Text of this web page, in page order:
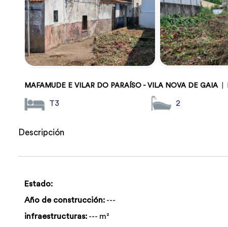
MAFAMUDE E VILAR DO PARAÍSO - VILA NOVA DE GAIA
T3 2
Descripción
Estado:
Año de construcción: ---
infraestructuras: --- m²